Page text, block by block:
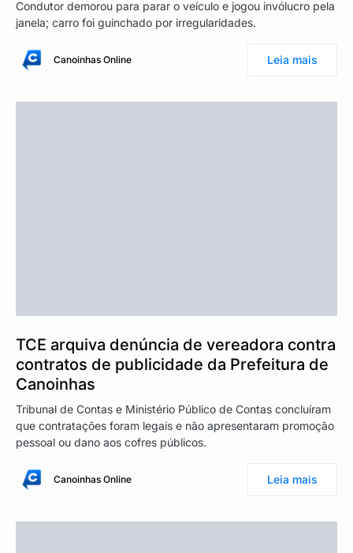
Condutor demorou para parar o veículo e jogou invólucro pela
janela; carro foi guinchado por irregularidades.
Canoinhas Online Leia mais
TCE arquiva denúncia de vereadora contra
contratos de publicidade da Prefeitura de
Canoinhas
Tribunal de Contas e Ministério Público de Contas concluíram
que contratações foram legais e não apresentaram promoção
pessoal ou dano aos cofres públicos.
Canoinhas Online Leia mais